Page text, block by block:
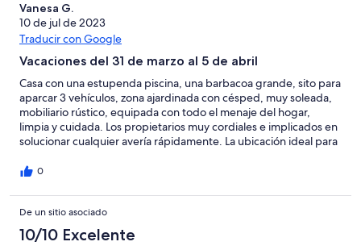
Vanesa G.
10 de jul de 2023
Traducir con Google
Vacaciones del 31 de marzo al 5 de abril
Casa con una estupenda piscina, una barbacoa grande, sito para
aparcar 3 vehículos, zona ajardinada con césped, muy soleada,
mobiliario rústico, equipada con todo el menaje del hogar,
limpia y cuidada. Los propietarios muy cordiales e implicados en
solucionar cualquier avería rápidamente. La ubicación ideal para
a disfrutarla pronto.
0
De un sitio asociado
10/10 Excelente